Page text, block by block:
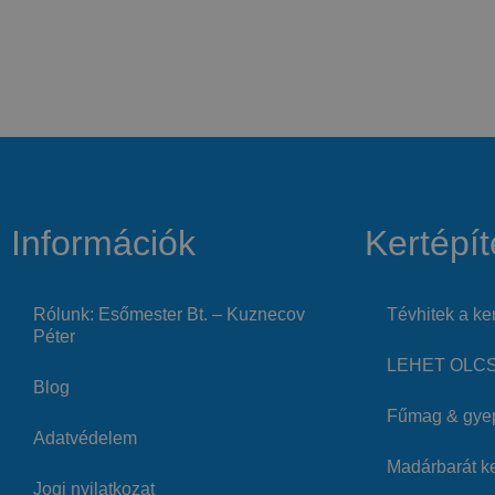
Információk
Rólunk: Esőmester Bt. – Kuznecov
Péter
Blog
Adatvédelem
Jogi nyilatkozat
Tévhitek a
LEHET
Fűmag &
Madárbarát